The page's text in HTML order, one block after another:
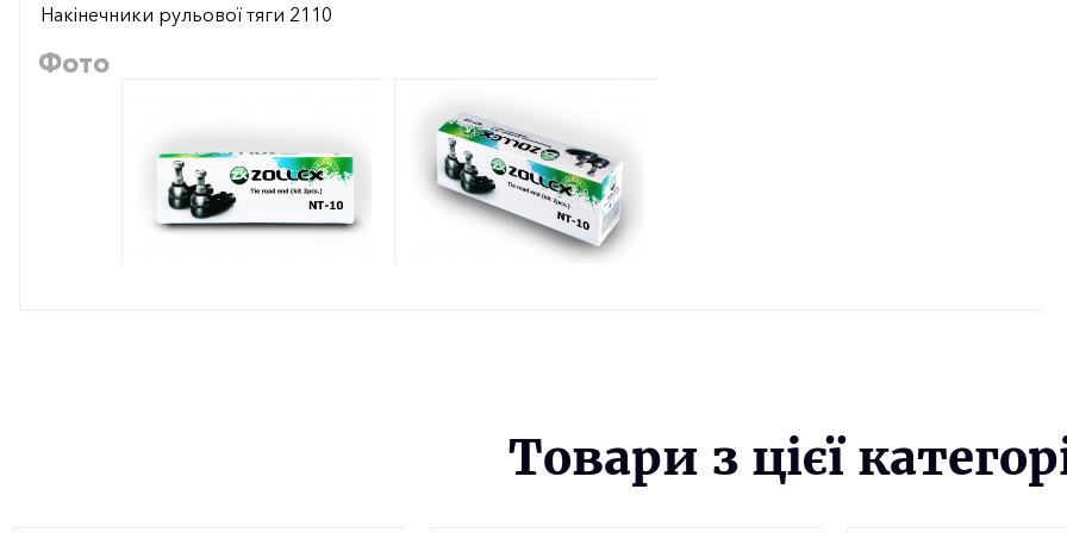
Накінечники рульової тяги 2110
Фото
Товари з цієї